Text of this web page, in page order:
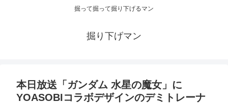
掘って掘って掘り下げるマン
掘り下げマン
本日放送「ガンダム 水星の魔女」に
YOASOBIコラボデザインのデミトレーナ